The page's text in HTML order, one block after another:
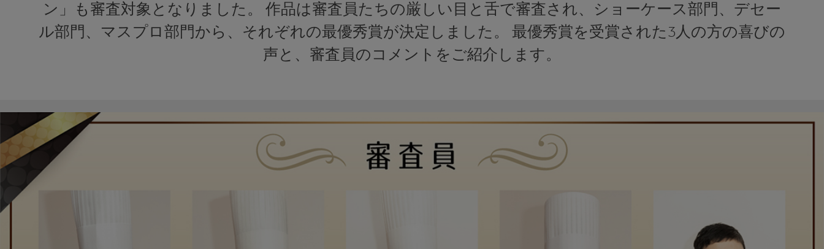
ン」も審査対象となりました。 作品は審査員たちの厳しい目と舌で審査され、ショーケース部門、デセー
ル部門、マスプロ部門から、それぞれの最優秀賞が決定しました。 最優秀賞を受賞された3人の方の喜びの
声と、審査員のコメントをご紹介します。